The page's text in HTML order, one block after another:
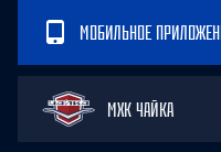
МОБИЛЬНОЕ
МХК ЧАЙКА